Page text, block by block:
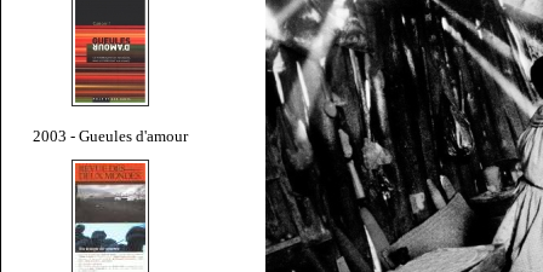
2003 - Gueules d'amour